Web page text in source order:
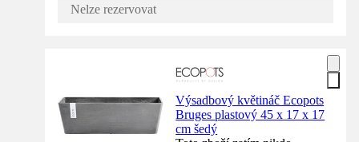
Nelze rezervovat
Výsadbový květináč Ecopots
Bruges plastový 45 x 17 x 17
cm šedý